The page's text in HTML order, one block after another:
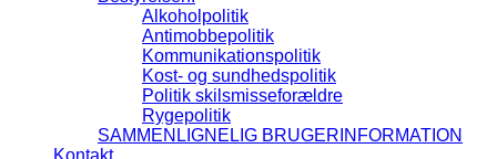
Alkoholpolitik
Antimobbepolitik
Kommunikationspolitik
Kost- og sundhedspolitik
Politik skilsmisseforældre
Rygepolitik
SAMMENLIGNELIG BRUGERINFORMATION
Kontakt